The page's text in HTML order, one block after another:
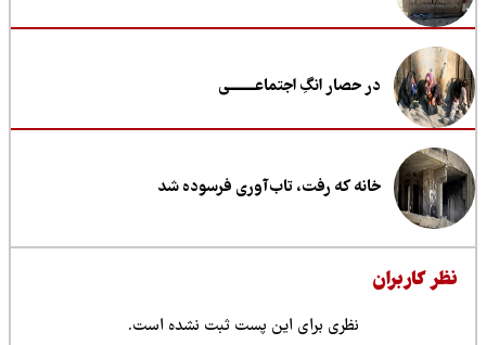
در حصار انگِ اجتماعــــــــی
خانه که رفت، تاب‌آوری فرسوده شد
کاربران
نظری برای این پست ثبت نشده است.